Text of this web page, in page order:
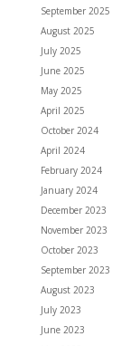
September 2025
August 2025
July 2025
June 2025
May 2025
April 2025
October 2024
April 2024
February 2024
January 2024
December 2023
November 2023
October 2023
September 2023
August 2023
July 2023
June 2023